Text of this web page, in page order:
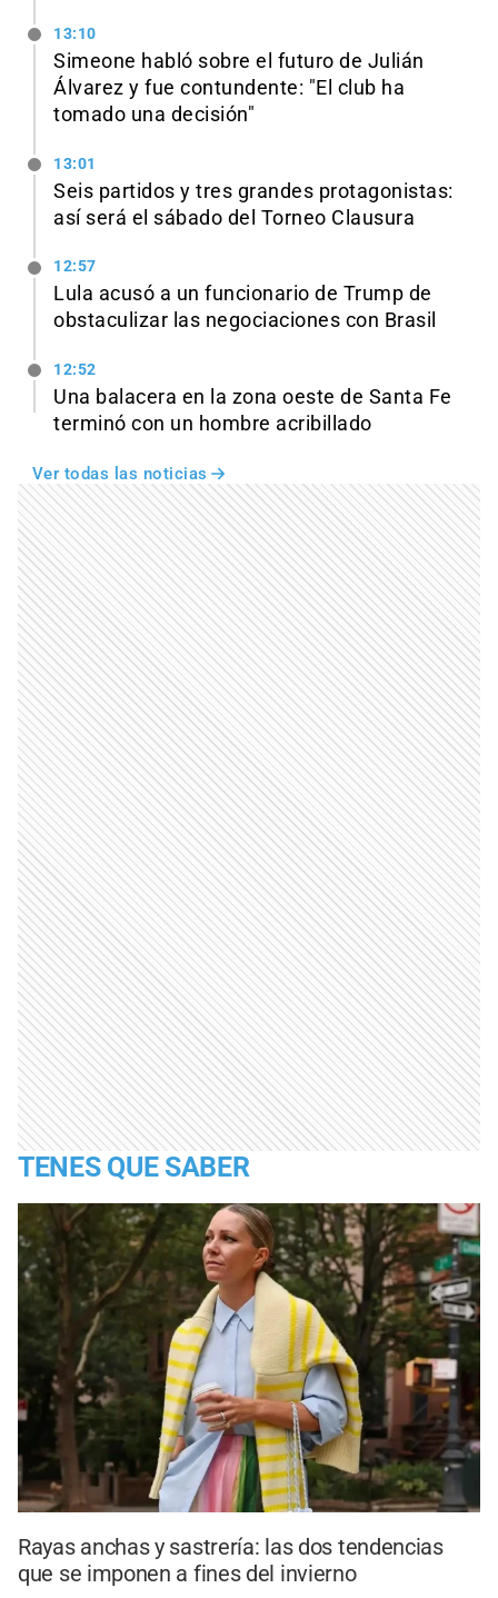
13:10
Simeone habló sobre el futuro de Julián
Álvarez y fue contundente: "El club ha
tomado una decisión"
13:01
Seis partidos y tres grandes protagonistas:
así será el sábado del Torneo Clausura
12:57
Lula acusó a un funcionario de Trump de
obstaculizar las negociaciones con Brasil
12:52
Una balacera en la zona oeste de Santa Fe
terminó con un hombre acribillado
Ver todas las noticias
TENES QUE SABER
Rayas anchas y sastrería: las dos tendencias
que se imponen a fines del invierno